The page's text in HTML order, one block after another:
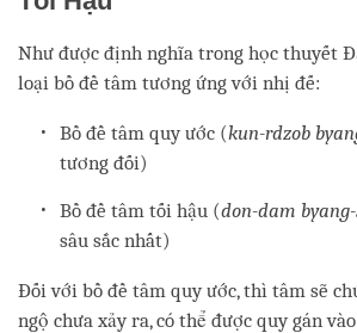
Như được định nghĩa trong học thuyết
loại bồ đề tâm tương ứng với nhị đế:
Bồ đề tâm quy ước (kun-rdzob
tương đối)
Bồ đề tâm tối hậu (don-dam byang-
sâu sắc nhất)
Đối với bồ đề tâm quy ước, thì tâm sẽ
ngộ chưa xảy ra, có thể được quy gán